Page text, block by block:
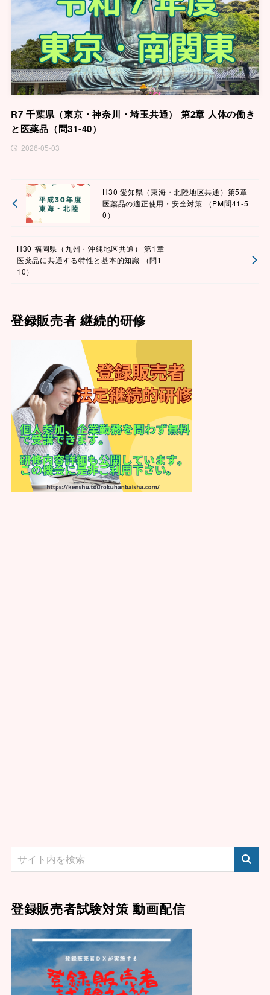
R7 千葉県（東京・神奈川・埼玉共通） 第2章 人体の働き
と医薬品（問31-40）
2026-05-03
H30 愛知県（東海・北陸地区共通）第5章
医薬品の適正使用・安全対策 （PM問41-5
0）
H30 福岡県（九州・沖縄地区共通） 第1章
医薬品に共通する特性と基本的知識 （問1-
10）
登録販売者 継続的研修
登録販売者試験対策 動画配信